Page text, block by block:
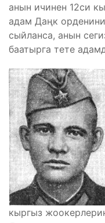
анын ичинен 12си
адам Даңк
сыйланса, анын
баатырга тете
кыргыз